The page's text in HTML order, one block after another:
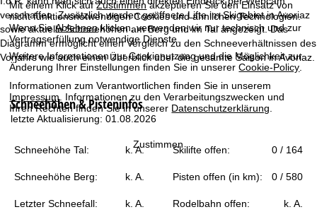
Mit einem Klick aufZustimmenakzeptieren Sie den Einsatz von
nicht funktionsnotwendigen Cookies und ähnlichen Technologien.
Wenn SieAblehnenklicken, verwenden wir nur technisch und zur
Vertragserfüllung notwendige Dienste.
Weitere Informationen zur Cookienutzung und die Möglichkeit zur
Änderung Ihrer Einstellungen finden Sie in unsererCookie-Policy.
Informationen zum Verantwortlichen finden Sie in unserem
Impressum. Informationen zu den Verarbeitungszwecken und
Ihren Rechten finden Sie in unserer Datenschutzerklärung.
Zustimmen
t
s
e
i
verschaffen. Zusätzlich werden geöffnete Lifte im Skigebiet in Avoriaz
sowie aktuelle Schneehöhen am Berg und im Tal angezeigt. Das
Diagramm ermöglicht einen Vergleich zu den Schneeverhältnissen des
Vorjahrs wie auch einen Überblick über die gesamte Saison in Avoriaz.
Schneehöhen & Pisteninfos
letzte Aktualisierung: 01.08.2026
Schneehöhe Tal: k. A. Skilifte offen: 0 / 164
Schneehöhe Berg: k. A. Pisten offen (in km): 0 / 580
Letzter Schneefall: k. A. Rodelbahn offen: k. A.